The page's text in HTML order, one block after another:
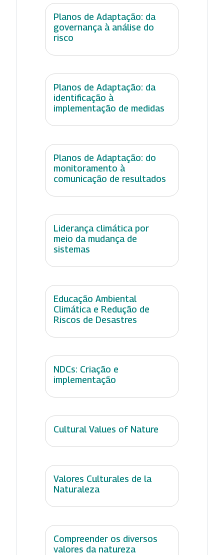
Planos de Adaptação: da
governança à análise do
risco
Planos de Adaptação: da
identificação à
implementação de medidas
Planos de Adaptação: do
monitoramento à
comunicação de resultados
Liderança climática por
meio da mudança de
sistemas
Educação Ambiental
Climática e Redução de
Riscos de Desastres
NDCs: Criação e
implementação
Cultural Values of Nature
Valores Culturales de la
Naturaleza
Compreender os diversos
valores da natureza